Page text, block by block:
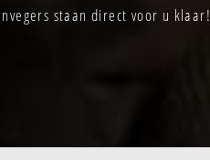
staan direct voor u klaar!